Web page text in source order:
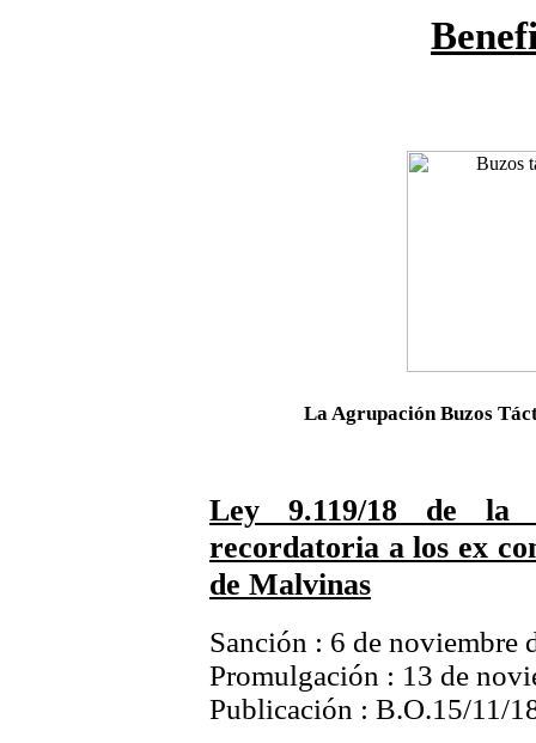
La Agrupación Buzos
Ley 9.119/18 de la
recordatoria a los ex
de Malvinas
Sanción : 6 de noviembre
Promulgación : 13 de
Publicación : B.O.15/11/